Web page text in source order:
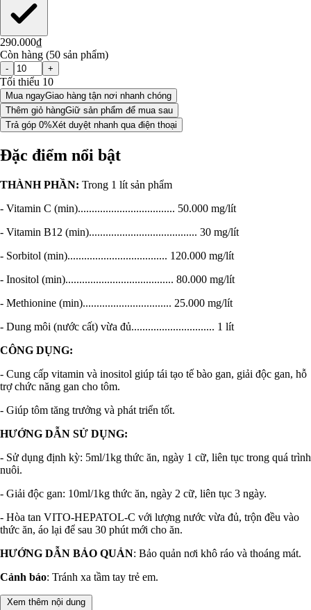
290.000₫
Còn hàng (50 sản phẩm)
- +
Tối thiểu 10
Mua ngayGiao hàng tận nơi nhanh chóng
Thêm giỏ hàngGiữ sản phẩm để mua sau
Trả góp 0%Xét duyệt nhanh qua điện thoại
Đặc điểm nổi bật
THÀNH PHẦN: Trong 1 lít sản phẩm
- Vitamin C (min)................................... 50.000 mg/lít
- Vitamin B12 (min)....................................... 30 mg/lít
- Sorbitol (min).................................... 120.000 mg/lít
- Inositol (min)....................................... 80.000 mg/lít
- Methionine (min)................................ 25.000 mg/lít
- Dung môi (nước cất) vừa đủ.............................. 1 lít
CÔNG DỤNG:
- Cung cấp vitamin và inositol giúp tái tạo tế bào gan, giải độc gan, hỗ
trợ chức năng gan cho tôm.
- Giúp tôm tăng trưởng và phát triển tốt.
HƯỚNG DẪN SỬ DỤNG:
- Sử dụng định kỳ: 5ml/1kg thức ăn, ngày 1 cữ, liên tục trong quá trình
nuôi.
- Giải độc gan: 10ml/1kg thức ăn, ngày 2 cữ, liên tục 3 ngày.
- Hòa tan VITO-HEPATOL-C với lượng nước vừa đủ, trộn đều vào
thức ăn, áo lại để sau 30 phút mới cho ăn.
HƯỚNG DẪN BẢO QUẢN: Bảo quản nơi khô ráo và thoáng mát.
Cảnh báo: Tránh xa tầm tay trẻ em.
Xem thêm nội dung